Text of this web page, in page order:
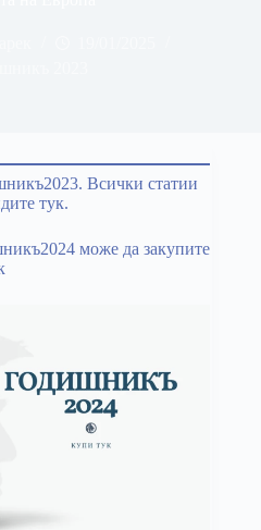
Всички статии
тук.
може да закупите